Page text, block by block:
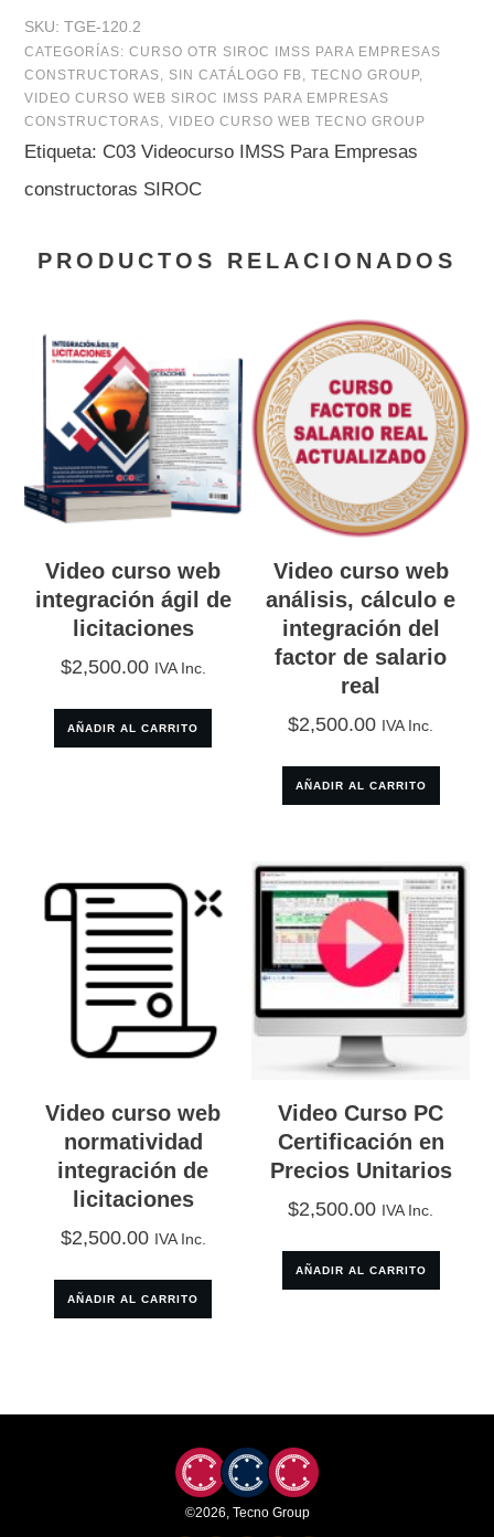
SKU: TGE-120.2
CATEGORÍAS: CURSO OTR SIROC IMSS PARA EMPRESAS
CONSTRUCTORAS, SIN CATÁLOGO FB, TECNO GROUP,
VIDEO CURSO WEB SIROC IMSS PARA EMPRESAS
CONSTRUCTORAS, VIDEO CURSO WEB TECNO GROUP
Etiqueta: C03 Videocurso IMSS Para Empresas
constructoras SIROC
PRODUCTOS RELACIONADOS
Video curso web
integración ágil de
licitaciones
$2,500.00 IVA Inc.
AÑADIR AL CARRITO
Video curso web
análisis, cálculo e
integración del
factor de salario
real
$2,500.00 IVA Inc.
AÑADIR AL CARRITO
Video curso web
normatividad
integración de
licitaciones
$2,500.00 IVA Inc.
AÑADIR AL CARRITO
Video Curso PC
Certificación en
Precios Unitarios
$2,500.00 IVA Inc.
AÑADIR AL CARRITO
©2026, Tecno Group